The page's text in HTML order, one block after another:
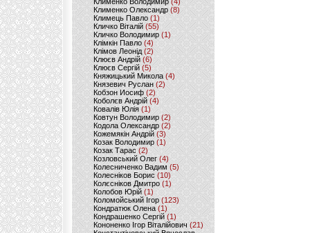
Клименко Олександр (8)
Климець Павло (1)
Кличко Віталій(55)
Кличко Володимир (1)
Клімкін Павло (4)
Клімов Леонід(2)
Клюєв Андрій(6)
Клюєв Сергій (5)
Княжицький Микола(4)
Князевич Руслан (2)
Кобзон Иосиф(2)
Коболєв Андрій (4)
Ковалів Юлія(1)
Ковтун Володимир (2)
Кодола Олександр (2)
Кожемякін Андрій (3)
Козак Володимир (1)
Козак Тарас (2)
Козловський Олег(4)
Колесниченко Вадим (5)
Колесніков Борис (10)
Колєсніков Дмитро (1)
Колобов Юрій (1)
Коломойський Ігор (123)
Кондратюк Олена(1)
Кондрашенко Сергій (1)
Кононенко Ігор Віталійович (21)